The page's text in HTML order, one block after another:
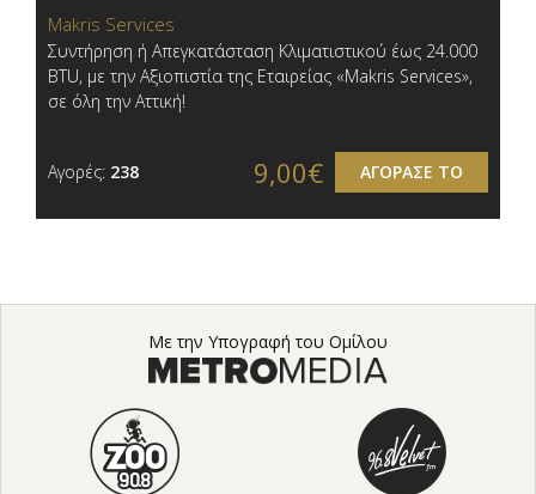
Makris Services
Συντήρηση ή Απεγκατάσταση Κλιματιστικού έως 24.000
BTU, με την Αξιοπιστία της Εταιρείας «Makris Services»,
σε όλη την Αττική!
Αγορές: 238 ΑΓΟΡΑΣΕ ΤΟ
9,00€
Με την Υπογραφή του Ομίλου